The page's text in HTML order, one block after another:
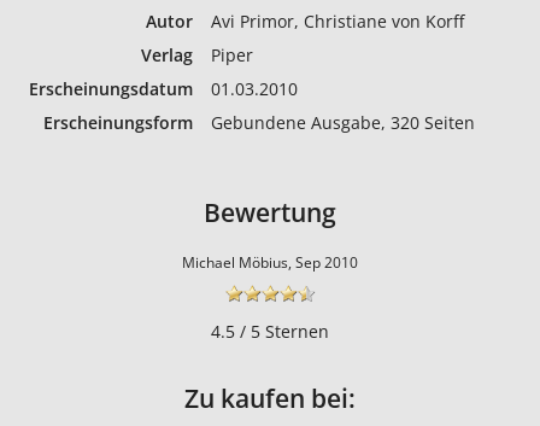
Autor
Avi Primor, Christiane von Korff
Verlag
Piper
Erscheinungs­datum
01.03.2010
Erscheinungs­form
Gebundene Ausgabe, 320 Seiten
Bewertung
Michael Möbius, Sep 2010
4.5 / 5 Sternen
Zu kaufen bei: